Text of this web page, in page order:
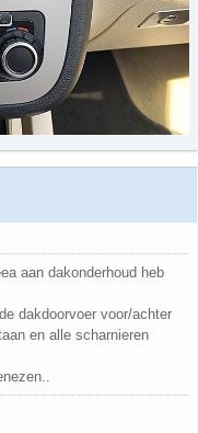
aan dakonderhoud heb
dakdoorvoer voor/achter
en alle scharnieren